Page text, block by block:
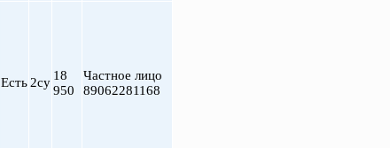
Есть 2су 18
950
Частное лицо
89062281168